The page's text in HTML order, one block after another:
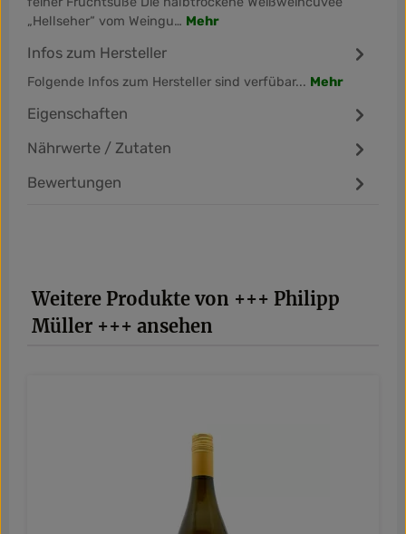
„Hellseher“ vom Weingu… Mehr
Infos zum Hersteller
Folgende Infos zum Hersteller sind verfübar... Mehr
Eigenschaften
Nährwerte / Zutaten
Bewertungen
Produktgalerie überspringen
Weitere Produkte von +++ Philipp
Müller +++ ansehen